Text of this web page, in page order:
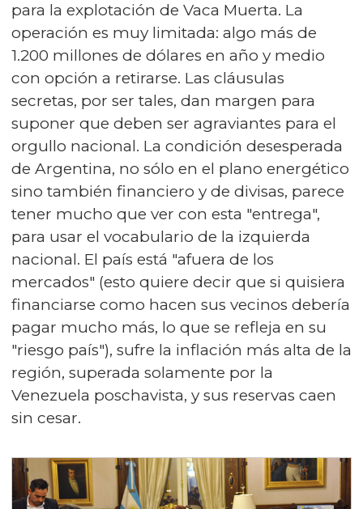
para la explotación de Vaca Muerta. La
operación es muy limitada: algo más de
1.200 millones de dólares en año y medio
con opción a retirarse. Las cláusulas
secretas, por ser tales, dan margen para
suponer que deben ser agraviantes para el
orgullo nacional. La condición desesperada
de Argentina, no sólo en el plano energético
sino también financiero y de divisas, parece
tener mucho que ver con esta "entrega",
para usar el vocabulario de la izquierda
nacional. El país está "afuera de los
mercados" (esto quiere decir que si quisiera
financiarse como hacen sus vecinos debería
pagar mucho más, lo que se refleja en su
"riesgo país"), sufre la inflación más alta de la
región, superada solamente por la
Venezuela poschavista, y sus reservas caen
sin cesar.